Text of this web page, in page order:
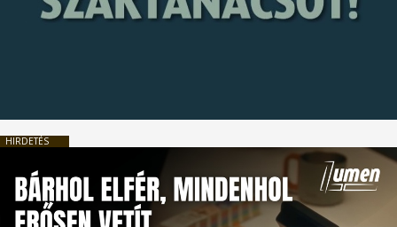
HIRDETÉS